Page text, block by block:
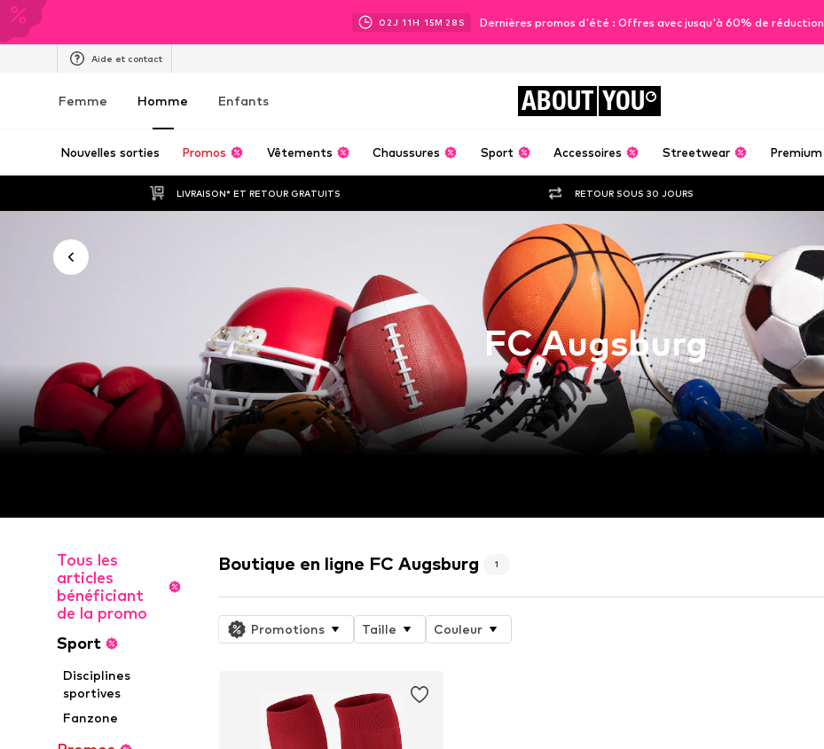
02J 11H 15M 28 S Dernières promos d'été : Offres avec jusqu'à 60% de réduction
Aide et contact
Femme Homme Enfants ABOUT YOU
Nouvelles sorties Promos Vêtements Chaussures Sport Accessoires Streetwear Premium
LIVRAISON* ET RETOUR GRATUITS RETOUR SOUS 30 JOURS
FC Augsburg
Tous les
articles
bénéficiant
de la promo
Sport
Disciplines
sportives
Fanzone
Boutique en ligne FC Augsburg 1
Promotions Taille Couleur